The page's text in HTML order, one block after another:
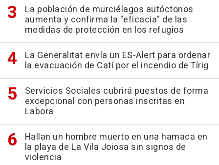
La población de murciélagos autóctonos
aumenta y confirma la "eficacia" de las
medidas de protección en los refugios
La Generalitat envía un ES-Alert para ordenar
la evacuación de Catí por el incendio de Tírig
Servicios Sociales cubrirá puestos de forma
excepcional con personas inscritas en
Labora
Hallan un hombre muerto en una hamaca en
la playa de La Vila Joiosa sin signos de
violencia